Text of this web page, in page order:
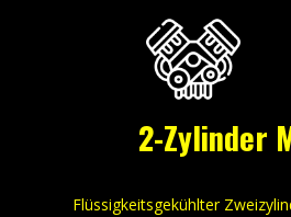
2-Zylinder
Flüssigkeitsgekühlter